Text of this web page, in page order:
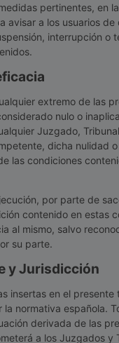
pertinentes, en
avisar a los usuarios de
interrupción o
extremo de las
nulo o
Juzgado,
dicha nulidad
las condiciones
por parte de
contenido en estas
al mismo, salvo
su parte.
y Jurisdicción
insertas en el presente
la normativa española.
derivada de las
a los Juzgados y